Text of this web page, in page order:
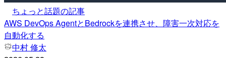
ちょっと話題の記事
AWS DevOps AgentとBedrockを連携させ、障害一次対応を
自動化する
中村 修太